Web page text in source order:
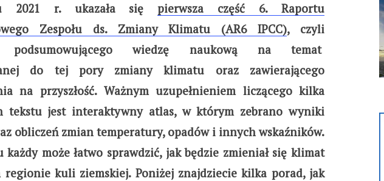
2021 r. ukazała siępierwsza część 6. Raportu
Zespołu ds. Zmiany Klimatu (AR6 IPCC), czyli
podsumowującego wiedzę naukową na temat
do tej pory zmiany klimatu oraz zawierającego
na przyszłość. Ważnym uzupełnieniem liczącego kilka
tekstu jest interaktywny atlas, w którym zebrano wyniki
obliczeń zmian temperatury, opadów i innych wskaźników.
każdy może łatwo sprawdzić, jak będzie zmieniał się klimat
regionie kuli ziemskiej. Poniżej znajdziecie kilka porad, jak